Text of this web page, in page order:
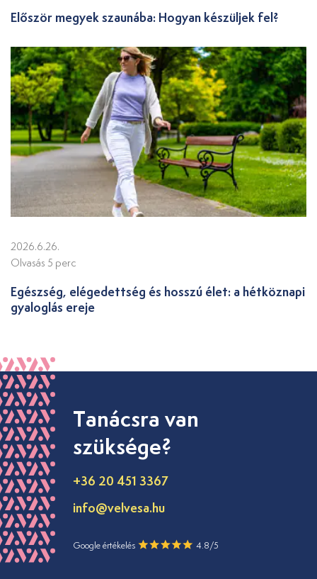
Először megyek szaunába: Hogyan készüljek fel?
2026.6.26.
Olvasás 5 perc
Egészség, elégedettség és hosszú élet: a hétköznapi
gyaloglás ereje
Tanácsra van
szüksége?
+36 20 451 3367
info@velvesa.hu
Google értékelés 4.8/5